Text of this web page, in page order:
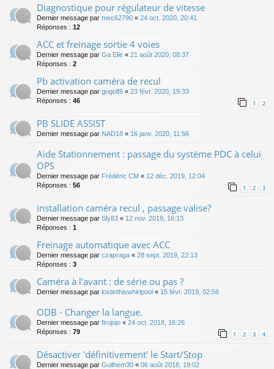
Diagnostique pour régulateur de vitesse
Dernier message par mec62790 « 24 oct. 2020, 20:41
Réponses : 12
ACC et freinage sortie 4 voies
Dernier message par Ga Elle « 21 août 2020, 08:37
Réponses : 2
Pb activation caméra de recul
Dernier message par gogolf6 « 23 févr. 2020, 19:33
Réponses : 46 1 2
PB SLIDE ASSIST
Dernier message par NAD18 « 16 janv. 2020, 11:56
Aide Stationnement : passage du système PDC à celui
OPS
Dernier message par Frédéric CM « 12 déc. 2019, 12:04
Réponses : 56 1 2 3
installation caméra recul , passage valise?
Dernier message par Sly83 « 12 nov. 2019, 16:13
Réponses : 1
Freinage automatique avec ACC
Dernier message par czapraga « 28 sept. 2019, 22:13
Réponses : 3
Caméra à l'avant : de série ou pas ?
Dernier message par lostinthiswhirlpool « 15 févr. 2019, 02:56
ODB - Changer la langue.
Dernier message par firojojo « 24 oct. 2018, 16:26
Réponses : 79 1 2 3 4
Désactiver 'définitivement' le Start/Stop
Dernier message par Guilhem30 « 06 août 2018, 19:02